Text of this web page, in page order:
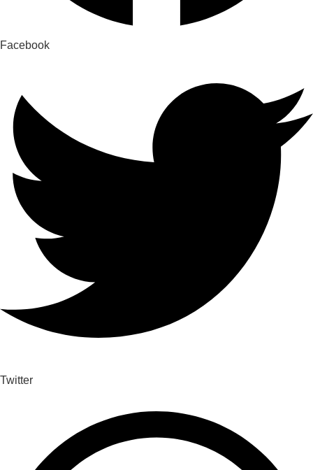
Facebook
Twitter